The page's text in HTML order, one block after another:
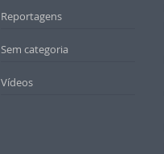
Reportagens
Sem categoria
Vídeos